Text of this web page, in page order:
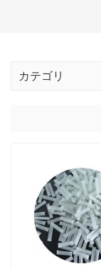
カテゴリ